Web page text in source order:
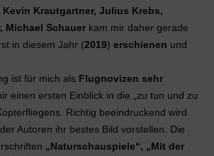
Krautgartner, Julius Krebs,
Michael Schauerkam mir daher gerade
in diesem Jahr (2019) erschienen und
ist für mich als Flugnovizen sehr
einen ersten Einblick in die „zu tun und zu
Richtig beeindruckend wird
Autoren ihr bestes Bild vorstellen. Die
„Naturschauspiele“, „Mit der